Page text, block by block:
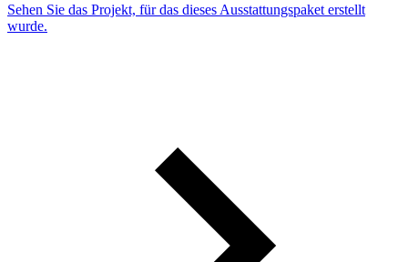
Sehen Sie das Projekt, für das dieses Ausstattungs­paket erstellt
wurde.